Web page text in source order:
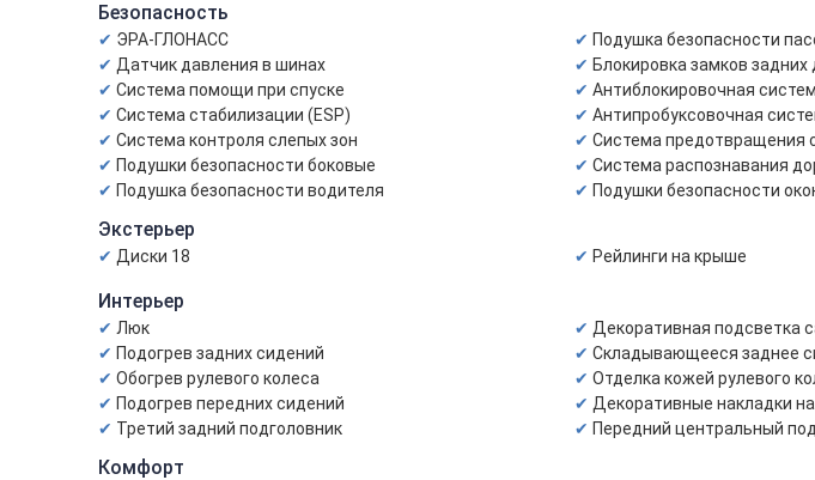
Безопасность
ЭРА-ГЛОНАСС
Датчик давления в шинах
Система помощи при спуске
Система стабилизации (ESP)
Система контроля слепых зон
Подушки безопасности боковые
Подушка безопасности водителя
Подушка безопасности
Блокировка замков задних
Антиблокировочная
Антипробуксовочная
Система предотвращения
Система распознавания
Подушки безопасности
Экстерьер
Диски 18 Рейлинги на крыше
Интерьер
Люк
Подогрев задних сидений
Обогрев рулевого колеса
Подогрев передних сидений
Третий задний подголовник
Декоративная подсветка
Складывающееся заднее
Отделка кожей рулевого
Декоративные накладки
Передний центральный
Комфорт